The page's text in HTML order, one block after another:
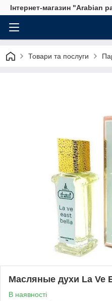
Інтернет-магазин "Arabian
Товари та послуги
Масляные духи La Ve
В наявності